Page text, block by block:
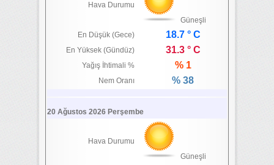
Hava Durumu
Güneşli
En Düşük (Gece)
18.7 ° C
En Yüksek (Gündüz) 31.3 ° C
Yağış İhtimali % % 1
Nem Oranı % 38
20 Ağustos 2026 Perşembe
Hava Durumu
Güneşli